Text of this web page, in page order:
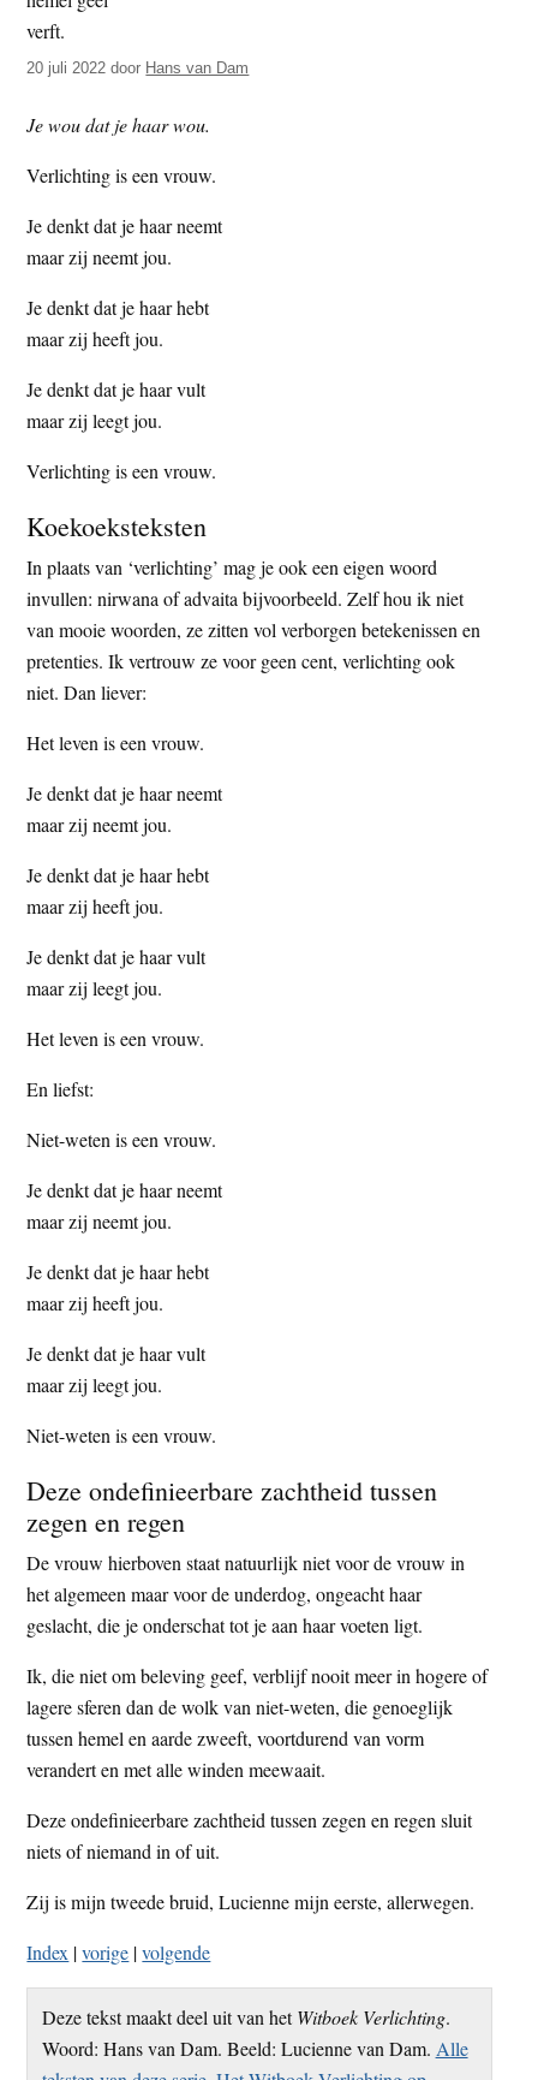
t
e
e
s
t
20 juli 2022 door Hans van Dam
Je wou dat je haar wou.
Verlichting is een vrouw.
Je denkt dat je haar neemt
maar zij neemt jou.
Je denkt dat je haar hebt
maar zij heeft jou.
Je denkt dat je haar vult
maar zij leegt jou.
Verlichting is een vrouw.
Koekoeksteksten
In plaats van ‘verlichting’ mag je ook een eigen woord
invullen: nirwana of advaita bijvoorbeeld. Zelf hou ik niet
van mooie woorden, ze zitten vol verborgen betekenissen en
pretenties. Ik vertrouw ze voor geen cent, verlichting ook
niet. Dan liever:
Het leven is een vrouw.
Je denkt dat je haar neemt
maar zij neemt jou.
Je denkt dat je haar hebt
maar zij heeft jou.
Je denkt dat je haar vult
maar zij leegt jou.
Het leven is een vrouw.
En liefst:
Niet-weten is een vrouw.
Je denkt dat je haar neemt
maar zij neemt jou.
Je denkt dat je haar hebt
maar zij heeft jou.
Je denkt dat je haar vult
maar zij leegt jou.
Niet-weten is een vrouw.
Deze ondefinieerbare zachtheid tussen
zegen en regen
De vrouw hierboven staat natuurlijk niet voor de vrouw in
het algemeen maar voor de underdog, ongeacht haar
geslacht, die je onderschat tot je aan haar voeten ligt.
Ik, die niet om beleving geef, verblijf nooit meer in hogere of
lagere sferen dan de wolk van niet-weten, die genoeglijk
tussen hemel en aarde zweeft, voortdurend van vorm
verandert en met alle winden meewaait.
Deze ondefinieerbare zachtheid tussen zegen en regen sluit
niets of niemand in of uit.
Zij is mijn tweede bruid, Lucienne mijn eerste, allerwegen.
Index |vorige |volgende
Deze tekst maakt deel uit van hetWitboek Verlichting.
Woord: Hans van Dam. Beeld: Lucienne van Dam. Alle